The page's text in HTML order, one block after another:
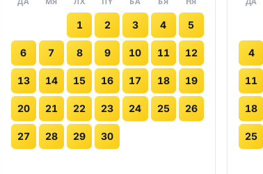
1 2 3 4 5
6 7 8 9 10 11 12
13 14 15 16 17 18 19
20 21 22 23 24 25 26
27 28 29 30
4
11
18
25